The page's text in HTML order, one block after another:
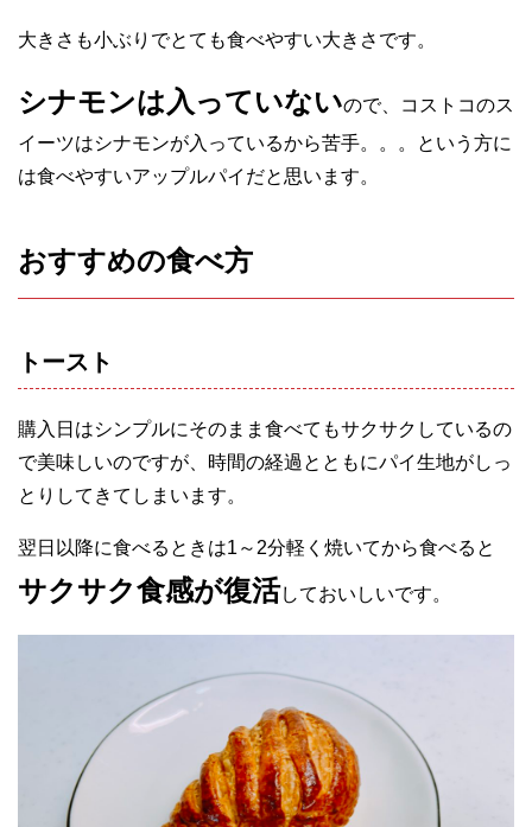
大きさも小ぶりでとても食べやすい大きさです。
シナモンは入っていないので、コストコのス
イーツはシナモンが入っているから苦手。。。という方に
は食べやすいアップルパイだと思います。
おすすめの食べ方
トースト
購入日はシンプルにそのまま食べてもサクサクしているの
で美味しいのですが、時間の経過とともにパイ生地がしっ
とりしてきてしまいます。
翌日以降に食べるときは1～2分軽く焼いてから食べると
サクサク食感が復活しておいしいです。